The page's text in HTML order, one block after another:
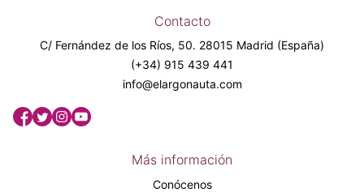
Contacto
C/ Fernández de los Ríos, 50. 28015 Madrid (España)
(+34) 915 439 441
info@elargonauta.com
Más información
Conócenos